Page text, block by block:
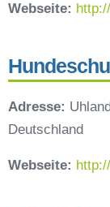
Webseite:
Adresse:
Deutschland
Webseite: